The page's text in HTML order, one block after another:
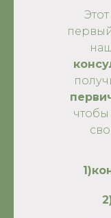
чтобы